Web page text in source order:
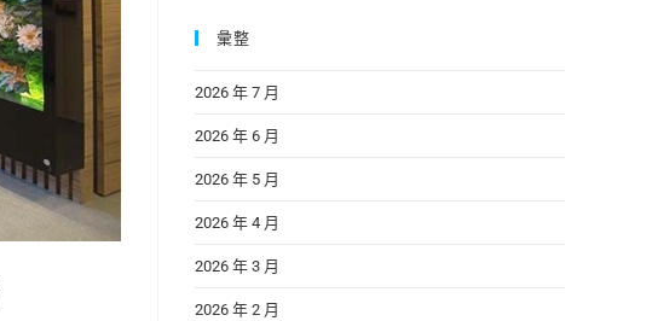
彙整
2026 年 7 月
2026 年 6 月
2026 年 5 月
2026 年 4 月
2026 年 3 月
2026 年 2 月